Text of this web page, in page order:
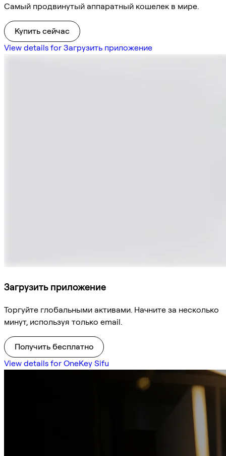
Самый продвинутый аппаратный кошелек в мире.
Купить сейчас
View details for Загрузить приложение
Загрузить приложение
Торгуйте глобальными активами. Начните за несколько
минут, используя только email.
Получить бесплатно
View details for OneKey Sifu